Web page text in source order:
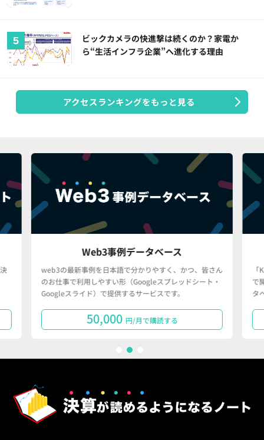
ビックカメラの快進撃は続くのか？家電か
ら“生活インフラ企業”へ進化する理由
アクセスランキングをもっと見る
Web3事例データベース
web3の最新事例を日本語で分かりやすく、かつ、皆さん
のお仕事で利用しやすい形（Googleスプレッドシート・
Googleスライド）で提供するサービスです。
50,000 円/月で購読する
で
タ